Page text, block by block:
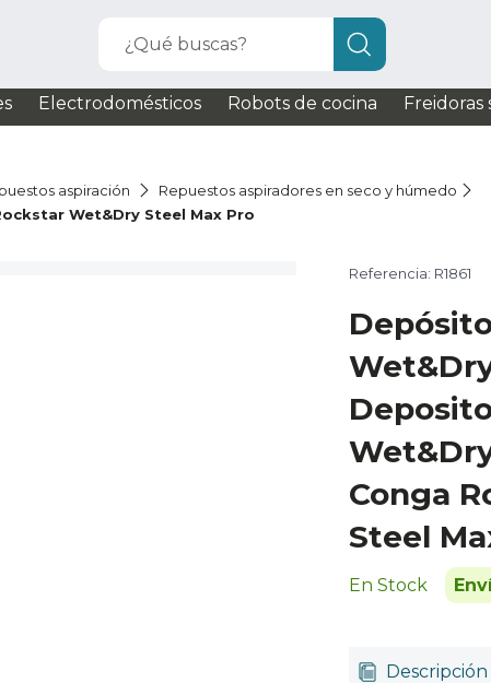
¿Qué buscas?
Electrodomésticos Robots de cocina Freidoras
aspiración
Repuestos aspiradores en seco y húmedo
Wet&Dry Steel Max Pro
Referencia: R1861
Conga
Steel
En Stock
Descripción